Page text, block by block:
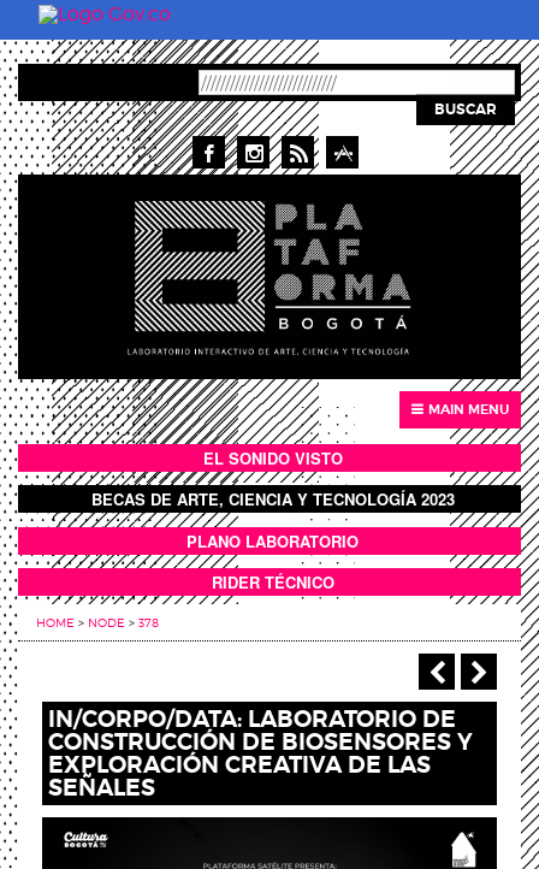
Skip to main content
BUSCAR
MAIN MENU
BOTÓN SONIDO VISTO
EL SONIDO VISTO
BOTON DOMO LLENO
BECAS DE ARTE, CIENCIA Y TECNOLOGÍA 2023
ANEXOS
PLANO LABORATORIO
RIDER TÉCNICO
HOME > NODE > 378
‹
IN/CORPO/DATA: LABORATORIO DE
CONSTRUCCIÓN DE BIOSENSORES Y
EXPLORACIÓN CREATIVA DE LAS
SEÑALES